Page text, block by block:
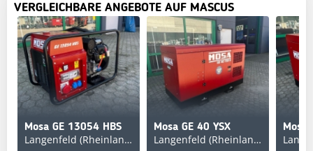
VERGLEICHBARE ANGEBOTE AUF MASCUS
Mosa GE 13054 HBS
Langenfeld (Rheinland)
Mosa GE 40 YSX
Langenfeld (Rheinland)
Mosa